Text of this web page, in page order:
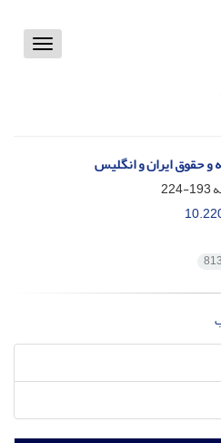
Toggle
و حقوق ایران و انگلیس
193-224